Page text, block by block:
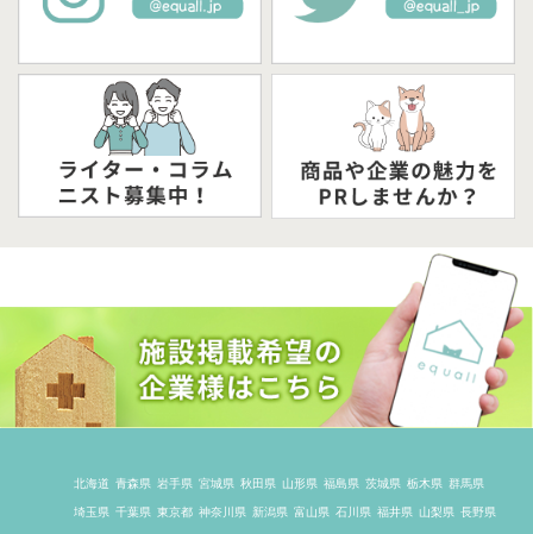
北海道 青森県 岩手県 宮城県 秋田県 山形県 福島県 茨城県 栃木県 群馬県
埼玉県 千葉県 東京都 神奈川県 新潟県 富山県 石川県 福井県 山梨県 長野県